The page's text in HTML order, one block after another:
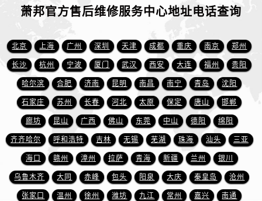
江西省景德镇市珠山区珠山中路萧邦售后服务中心（需提前预约）
江西省南昌市红谷滩新区红谷中大道998号绿地双子塔（中央广场）A1座办公楼14层1407室萧邦售后服务中心（需提前预约）
江西省萍乡市安源区萍安北大道与康庄路交叉口萧邦售后服务中心（需提前预约）
江西省上饶市信州区滨江西路萧邦售后服务中心（需提前预约）
江西省新余市渝水区北湖西路萧邦售后服务中心（需提前预约）
江西省宜春市袁州区中山中路萧邦售后服务中心（需提前预约）
江西省鹰潭市月湖区胜利东路萧邦售后服务中心（需提前预约）
山东省德州市德城区东风中路萧邦售后服务中心（需提前预约）
山东省东营市东营区济南路萧邦售后服务中心（需提前预约）
山东省济南市历下区经十路11111号华润中心写字楼（万象城）15层1508室萧邦售后服务中心（需提前预约）
山东省济宁市任城区太白楼路萧邦售后服务中心（需提前预约）
萧邦官方售后维修服务中心地址电话查询
北京 上海 广州 深圳 天津 成都 重庆 南京 郑州
长沙 杭州 宁波 厦门 武汉 西安 大连 福州 贵阳
哈尔滨 合肥 济南 昆明 南昌 南宁 青岛 沈阳
石家庄 苏州 长春 河北 太原 保定 唐山 邯郸
廊坊 昆山 广西 佛山 东莞 中山 德阳 绵阳
齐齐哈尔 呼和浩特 吉林 无锡 芜湖 珠海 汕头 三亚
海口 赣州 漳州 拉萨 青海 新疆 兰州 银川
乌鲁木齐 大同 赤峰 包头 阳泉 大庆 秦皇岛 沧州
张家口 温州 徐州 潍坊 九江 常州 嘉兴 南通